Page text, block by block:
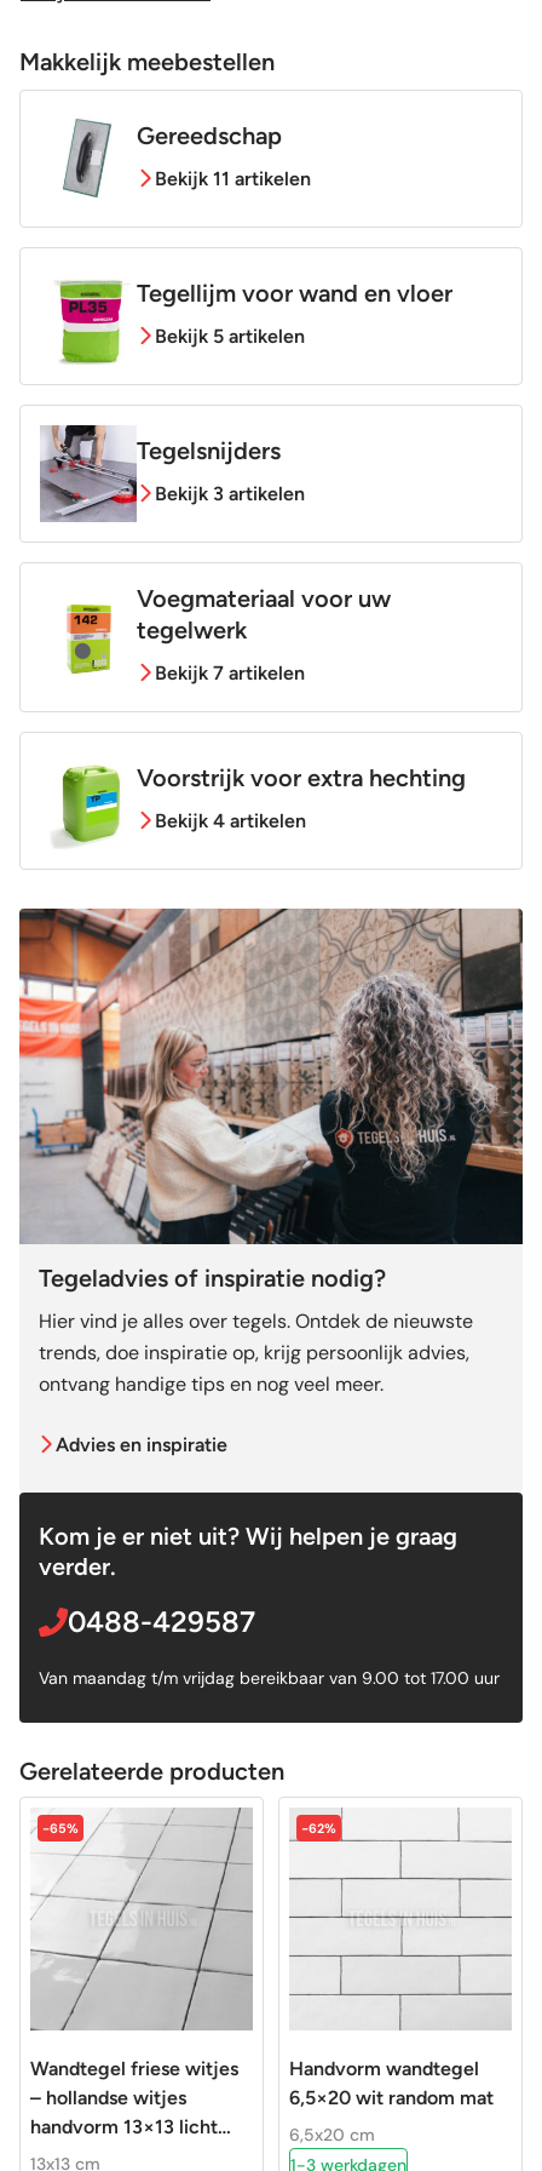
Makkelijk meebestellen
Gereedschap
Bekijk 11 artikelen
Tegellijm voor wand en vloer
Bekijk 5 artikelen
Tegelsnijders
Bekijk 3 artikelen
Voegmateriaal voor uw
tegelwerk
Bekijk 7 artikelen
Voorstrijk voor extra hechting
Bekijk 4 artikelen
Tegeladvies of inspiratie nodig?
Hier vind je alles over tegels. Ontdek de nieuwste
trends, doe inspiratie op, krijg persoonlijk advies,
ontvang handige tips en nog veel meer.
Advies en inspiratie
Kom je er niet uit? Wij helpen je graag
verder.
0488-429587
Van maandag t/m vrijdag bereikbaar van 9.00 tot 17.00 uur
Gerelateerde producten
-65%
Wandtegel friese witjes
– hollandse witjes
handvorm 13×13 licht
grijs – pearl
13x13 cm
-62%
Handvorm wandtegel
6,5×20 wit random mat
6,5x20 cm
1-3 werkdagen